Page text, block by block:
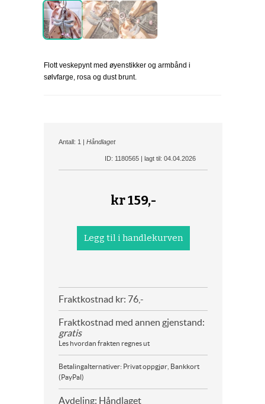
Flott veskepynt med øyenstikker og armbånd i
sølvfarge, rosa og dust brunt.
Antall: 1 | Håndlaget
ID: 1180565 | lagt til: 04.04.2026
kr159,-
Fraktkostnad kr: 76,-
Fraktkostnad med annen gjenstand:
gratis
Les hvordan frakten regnes ut
Betalingalternativer: Privat oppgjør, Bankkort
(PayPal)
Avdeling: Håndlaget